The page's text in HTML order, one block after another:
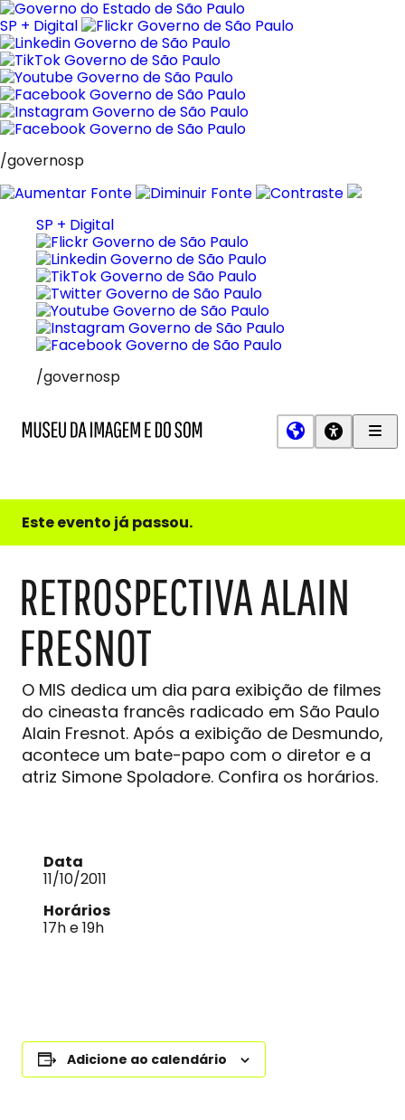
Pular
para
o
conteúdo
SP + Digital
/governosp
SP + Digital
/governosp
e
do
Este evento já passou.
RETROSPECTIVA ALAIN
FRESNOT
O MIS dedica um dia para exibição de filmes
do cineasta francês radicado em São Paulo
Alain Fresnot. Após a exibição de Desmundo,
acontece um bate-papo com o diretor e a
atriz Simone Spoladore. Confira os horários.
Data
11/10/2011
Horários
17h e 19h
Adicione ao calendário